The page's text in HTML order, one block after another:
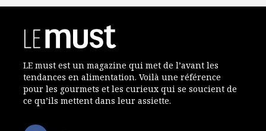
LE must est un magazine qui met de l’avant les
tendances en alimentation. Voilà une référence
pour les gourmets et les curieux qui se soucient de
ce qu’ils mettent dans leur assiette.